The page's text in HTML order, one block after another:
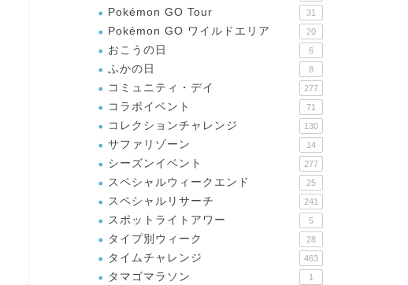
Pokémon GO Tour 31
Pokémon GO ワイルドエリア 20
おこうの日 6
ふかの日 8
コミュニティ・デイ 277
コラボイベント 71
コレクションチャレンジ 130
サファリゾーン 14
シーズンイベント 277
スペシャルウィークエンド 25
スペシャルリサーチ 241
スポットライトアワー 5
タイプ別ウィーク 28
タイムチャレンジ 463
タマゴマラソン 1